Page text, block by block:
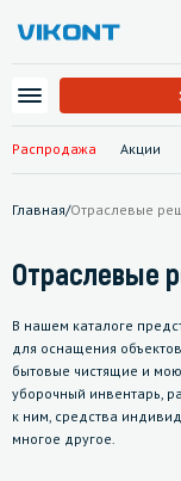
Распродажа Акции
Главная/Отраслевые
Отраслевые
В нашем каталоге
для оснащения
бытовые чистящие и
уборочный инвентарь,
к ним, средства
многое другое.